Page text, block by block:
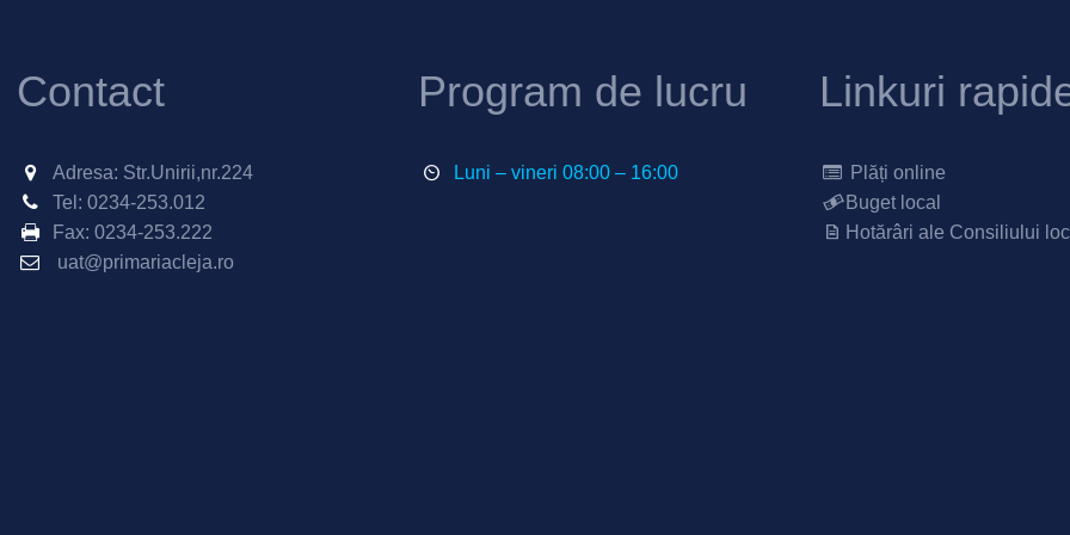
Contact
Adresa: Str.Unirii,nr.224
Tel: 0234-253.012
Fax: 0234-253.222
uat@primariacleja.ro
Program de lucru
Luni – vineri 08:00 – 16:00
Linkuri
Plăți online
Buget local
Hotărâri ale Consiliului